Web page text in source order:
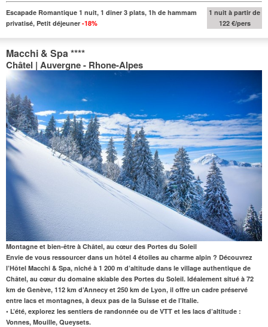
Escapade Romantique 1 nuit, 1 diner 3 plats, 1h de hammam
privatisé, Petit déjeuner -18%
1 nuit à partir de
122 €/pers
Macchi & Spa****
Châtel | Auvergne - Rhone-Alpes
Montagne et bien-être à Châtel, au cœur des Portes du Soleil
Envie de vous ressourcer dans un hôtel 4 étoiles au charme alpin ? Découvrez
l’Hôtel Macchi & Spa, niché à 1 200 m d’altitude dans le village authentique de
Châtel, au cœur du domaine skiable des Portes du Soleil. Idéalement situé à 72
km de Genève, 112 km d’Annecy et 250 km de Lyon, il offre un cadre préservé
entre lacs et montagnes, à deux pas de la Suisse et de l’Italie.
• L’été, explorez les sentiers de randonnée ou de VTT et les lacs d’altitude :
Vonnes, Mouille, Queysets.